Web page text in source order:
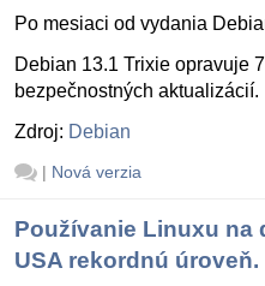
Po mesiaci od vydania
Debian 13.1 Trixie opravuje
bezpečnostných aktualizácií.
Zdroj: Debian
| Nová verzia
Používanie Linuxu
USA rekordnú úroveň.